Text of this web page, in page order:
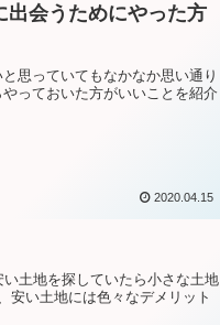
出会うためにやった方
思っていてもなかなか思い通り
っておいた方がいいことを紹介
2020.04.15
土地を探していたら小さな土地
安い土地には色々なデメリット